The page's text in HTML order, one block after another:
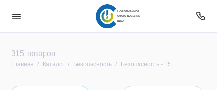
Современное
оборудование
школ
315 товаров
Главная Каталог Безопасность Безопасность - 15
Безопасность